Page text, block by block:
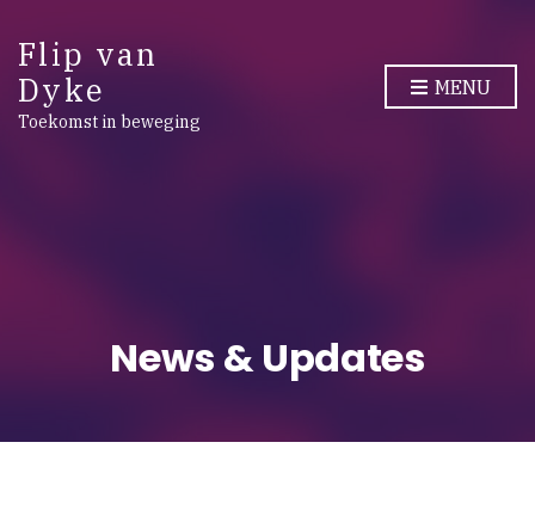
Flip van
Dyke
Toekomst in beweging
MENU
News & Updates